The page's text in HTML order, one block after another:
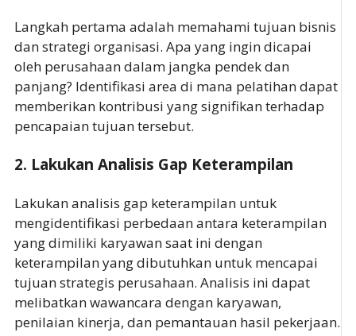
Langkah pertama adalah memahami tujuan bisnis
dan strategi organisasi. Apa yang ingin dicapai
oleh perusahaan dalam jangka pendek dan
panjang? Identifikasi area di mana pelatihan dapat
memberikan kontribusi yang signifikan terhadap
pencapaian tujuan tersebut.
2. Lakukan Analisis Gap Keterampilan
Lakukan analisis gap keterampilan untuk
mengidentifikasi perbedaan antara keterampilan
yang dimiliki karyawan saat ini dengan
keterampilan yang dibutuhkan untuk mencapai
tujuan strategis perusahaan. Analisis ini dapat
melibatkan wawancara dengan karyawan,
penilaian kinerja, dan pemantauan hasil pekerjaan.